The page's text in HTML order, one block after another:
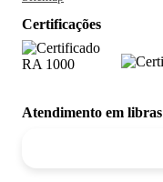
Certificações
Atendimento em libras